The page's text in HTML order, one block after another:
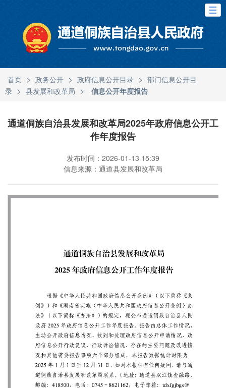
首页 > 政务公开 > 政府信息公开目录 > 部门信息公开目
录 > 县发展和改革局 > 信息公开年度报告
通道侗族自治县发展和改革局2025年政府信息公开工
作年度报告
发布时间：2026-01-13 15:39
信息来源：通道县发展和改革局